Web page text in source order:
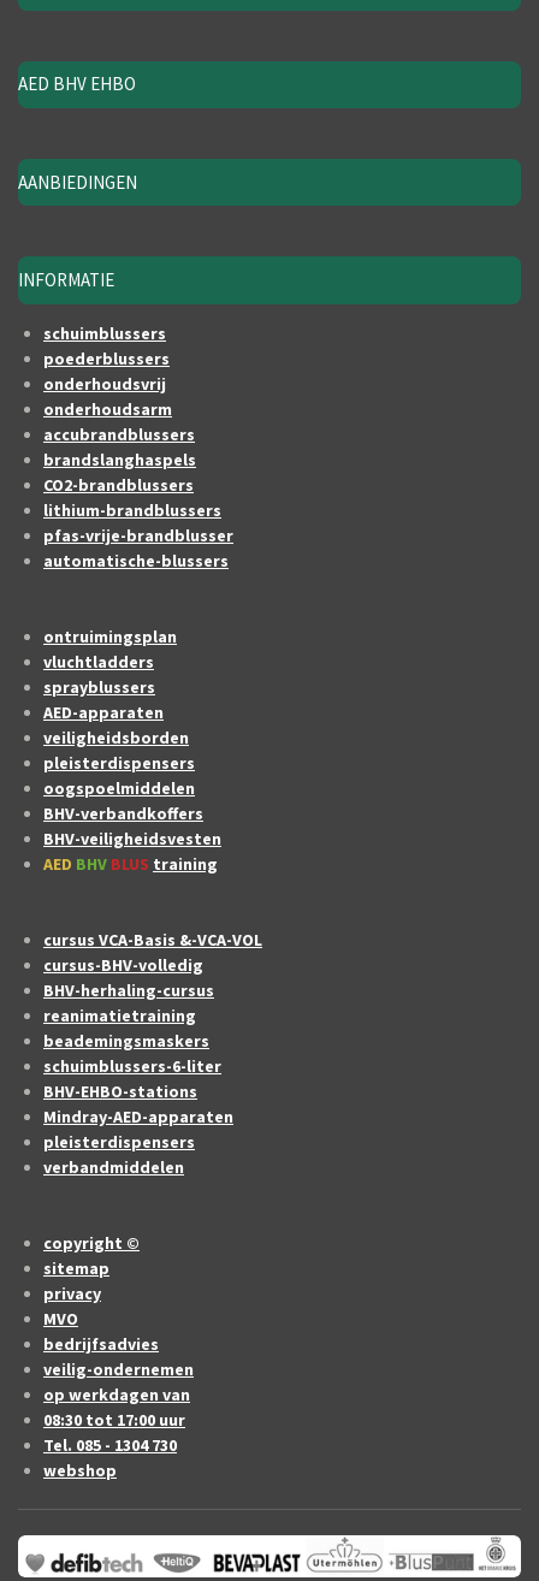
AED BHV EHBO
AANBIEDINGEN
INFORMATIE
schuimblussers
poederblussers
onderhoudsvrij
onderhoudsarm
accubrandblussers
brandslanghaspels
CO2-brandblussers
lithium-brandblussers
pfas-vrije-brandblusser
automatische-blussers
ontruimingsplan
vluchtladders
sprayblussers
AED-apparaten
veiligheidsborden
pleisterdispensers
oogspoelmiddelen
BHV-verbandkoffers
BHV-veiligheidsvesten
AED BHV BLUS training
cursus VCA-Basis &-VCA-VOL
cursus-BHV-volledig
BHV-herhaling-cursus
reanimatietraining
beademingsmaskers
schuimblussers-6-liter
BHV-EHBO-stations
Mindray-AED-apparaten
pleisterdispensers
verbandmiddelen
copyright ©
sitemap
privacy
MVO
bedrijfsadvies
veilig-ondernemen
op werkdagen van
08:30 tot 17:00 uur
Tel. 085 - 1304 730
webshop